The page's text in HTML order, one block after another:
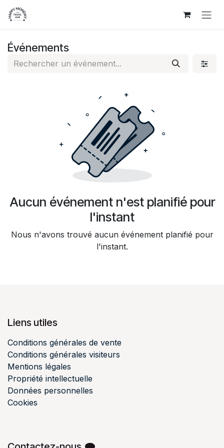
Se rendre au contenu
Événements
Aucun événement n'est planifié pour
l'instant
Nous n'avons trouvé aucun événement planifié pour
l'instant.
Liens utiles
Conditions générales de vente
Conditions générales visiteurs
Mentions légales
Propriété intellectuelle
Données personnelles
Cookies